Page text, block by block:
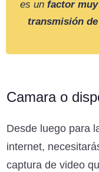
es un factor
transmisión
Camara o
Desde luego para
internet,
captura de video